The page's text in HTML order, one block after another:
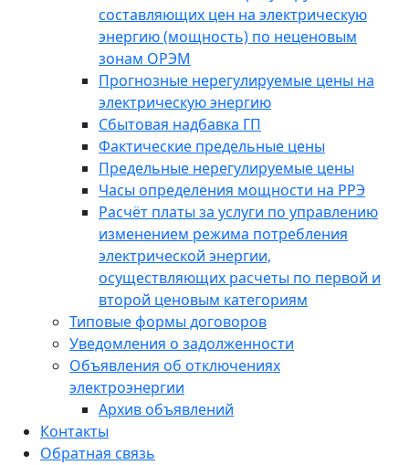
составляющих цен на электрическую
энергию (мощность) по неценовым
зонам ОРЭМ
Прогнозные нерегулируемые цены на
электрическую энергию
Сбытовая надбавка ГП
Фактические предельные цены
Предельные нерегулируемые цены
Часы определения мощности на РРЭ
Расчёт платы за услуги по управлению
изменением режима потребления
электрической энергии,
осуществляющих расчеты по первой и
второй ценовым категориям
Типовые формы договоров
Уведомления о задолженности
Объявления об отключениях
электроэнергии
Архив объявлений
Контакты
Обратная связь